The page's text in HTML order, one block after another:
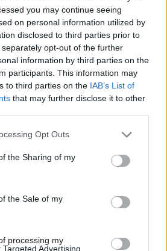
you may continue seeing
on personal information utilized by
disclosed to third parties prior to
opt-out of the further
information by third parties on the
participants. This information may
to third parties on the IAB’s List of
that may further disclose it to other
Opt Outs
the Sharing of my
the Sale of my
processing my
Advertising.
állampolgároktól?
tekintenek a kettős
újdonság, azt már
magyarok. De enyhén szólva
is indulatokat
kérdése.